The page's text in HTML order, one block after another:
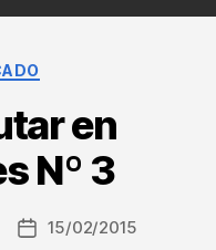
en
Nº 3
Fecha15/02/2015